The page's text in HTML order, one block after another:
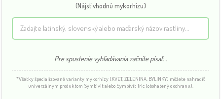
(Nájsť vhodnú mykorhízu)
Pre spustenie vyhľadávania začnite písať...
*Všetky špecializované varianty mykorhízy (KVET, ZELENINA, BYLINKY) môžete nahradiť
univerzálnym produktom Symbivit alebo Symbivit Tric (obohatený o ochranu).